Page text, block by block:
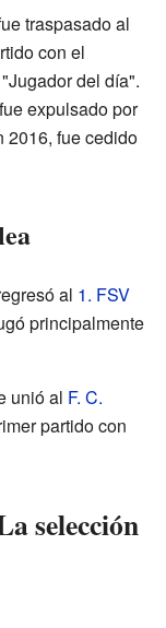
traspasado al
con el
del día".
expulsado por
2016, fue cedido
al 1. FSV
principalmente
unió al F. C.
partido con
selección